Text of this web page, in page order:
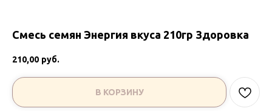
Смесь семян Энергия вкуса 210гр Здоровка
210,00 руб.
В КОРЗИНУ